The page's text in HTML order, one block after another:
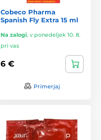
Cobeco Pharma
Spanish Fly Extra 15 ml
Na zalogi, v ponedeljek 10. 8.
pri vas
6 €
Primerjaj